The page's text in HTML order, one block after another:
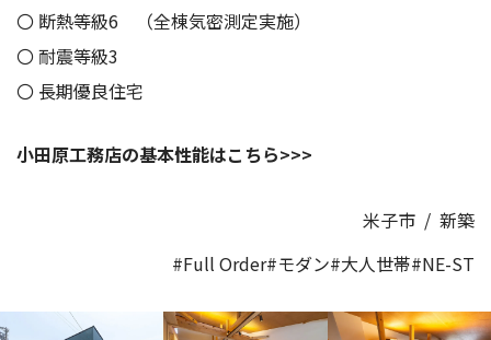
〇 断熱等級6 （全棟気密測定実施）
〇 耐震等級3
〇 長期優良住宅
小田原工務店の基本性能はこちら>>>
米子市 / 新築
#Full Order#モダン#大人世帯#NE-ST